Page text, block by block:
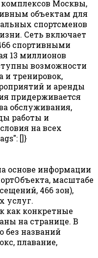
Москвы,
объектам для
спортсменов
Сеть включает
спортивными
13 миллионов
возможности
и тренировок,
и аренды
придерживается
обслуживания,
работы и
на всех
[]}
основе информации
масштабе
466 зон),
услуг.
как конкретные
на странице. В
без названий
плавание,